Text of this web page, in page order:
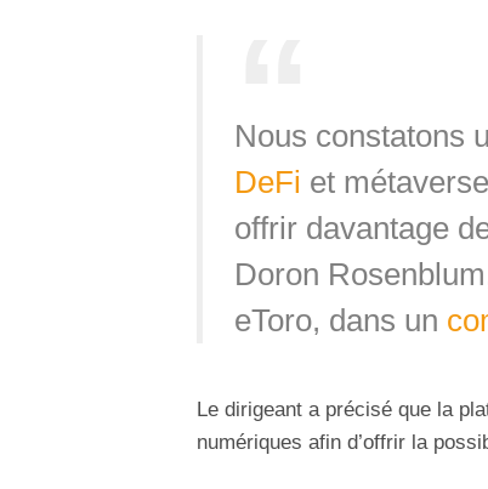
Nous constatons
DeFi et
offrir davantage
Doron
eToro, dans un
Le dirigeant a précisé que la
numériques afin d’offrir la